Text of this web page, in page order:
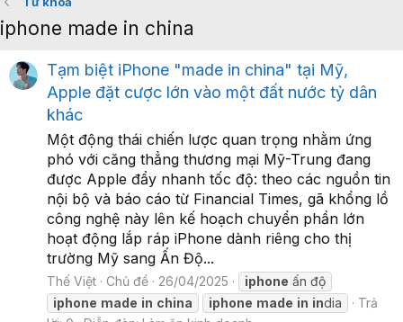
iphone made in china
Tạm biệt iPhone "made in china" tại Mỹ,
Apple đặt cược lớn vào một đất nước tỷ dân
khác
Một động thái chiến lược quan trọng nhằm ứng
phó với căng thẳng thương mại Mỹ-Trung đang
được Apple đẩy nhanh tốc độ: theo các nguồn tin
nội bộ và báo cáo từ Financial Times, gã khổng lồ
công nghệ này lên kế hoạch chuyển phần lớn
hoạt động lắp ráp iPhone dành riêng cho thị
trường Mỹ sang Ấn Độ...
Thế Việt Chủ đề 26/04/2025 iphone ấn độ
iphone made in china iphone made in india
Trả